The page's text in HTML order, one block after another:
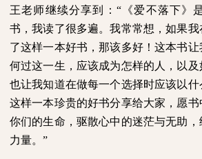
王老师继续分享到：“《爱不落下》
书，我读了很多遍。我常常想，如果我
了这样一本好书，那该多好！这本书
何过这一生，应该成为怎样的人，以及
也让我知道在做每一个选择时应该以
这样一本珍贵的好书分享给大家，愿
你们的生命，驱散心中的迷茫与无助
力量。”